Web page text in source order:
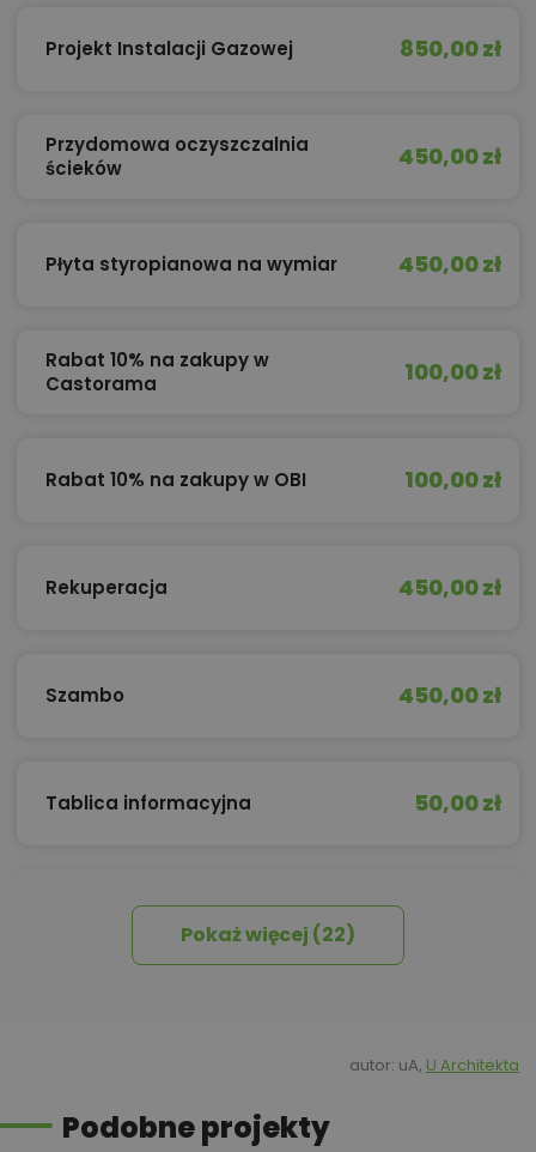
Projekt Instalacji Gazowej 850,00 zł
Przydomowa oczyszczalnia
ścieków
450,00 zł
Płyta styropianowa na wymiar 450,00 zł
Rabat 10% na zakupy w
Castorama
100,00 zł
Rabat 10% na zakupy w OBI 100,00 zł
Rekuperacja 450,00 zł
Szambo 450,00 zł
Tablica informacyjna 50,00 zł
Wyceń adaptację
Pokaż więcej (22)
autor: uA, U Architekta
Podobne projekty